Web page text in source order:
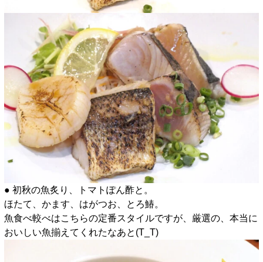
● 初秋の魚炙り、トマトぽん酢と。
ほたて、かます、はがつお、とろ鰆。
魚食べ較べはこちらの定番スタイルですが、厳選の、本当に
おいしい魚揃えてくれたなあと(T_T)